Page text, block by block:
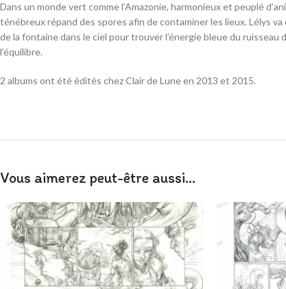
Dans un monde vert comme l’Amazonie, harmonieux et peuplé
ténébreux répand des spores afin de contaminer les lieux. Lélys
de la fontaine dans le ciel pour trouver l’énergie bleue du ruisseau
l’équilibre.
2 albums ont été édités chez Clair de Lune en 2013 et 2015.
Vous aimerez peut-être aussi…